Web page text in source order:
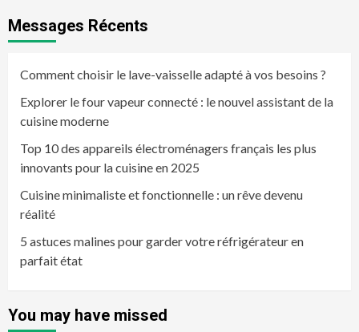
Messages Récents
Comment choisir le lave-vaisselle adapté à vos besoins ?
Explorer le four vapeur connecté : le nouvel assistant de la
cuisine moderne
Top 10 des appareils électroménagers français les plus
innovants pour la cuisine en 2025
Cuisine minimaliste et fonctionnelle : un rêve devenu
réalité
5 astuces malines pour garder votre réfrigérateur en
parfait état
You may have missed